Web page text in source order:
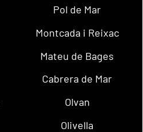
Pol de Mar
Montcada i Reixac
Mateu de Bages
Cabrera de Mar
Olvan
Olivella